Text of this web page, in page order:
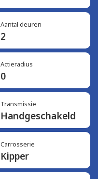
Aantal deuren
2
Actieradius
0
Transmissie
Handgeschakeld
Carrosserie
Kipper